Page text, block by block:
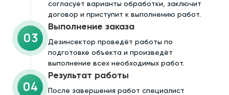
согласует варианты обработки, заключит
договор и приступит к выполнению работ.
03
Выполнение заказа
Дезинсектор проведёт работы по
подготовке объекта и произведёт
выполнение всех необходимых работ.
04
Результат работы
После завершения работ специалист